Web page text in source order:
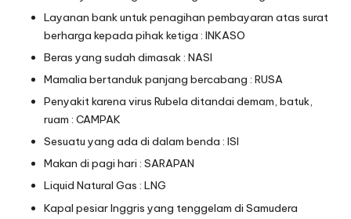
Layanan bank untuk penagihan pembayaran atas surat
berharga kepada pihak ketiga : INKASO
Beras yang sudah dimasak : NASI
Mamalia bertanduk panjang bercabang : RUSA
Penyakit karena virus Rubela ditandai demam, batuk,
ruam : CAMPAK
Sesuatu yang ada di dalam benda : ISI
Makan di pagi hari : SARAPAN
Liquid Natural Gas : LNG
Kapal pesiar Inggris yang tenggelam di Samudera